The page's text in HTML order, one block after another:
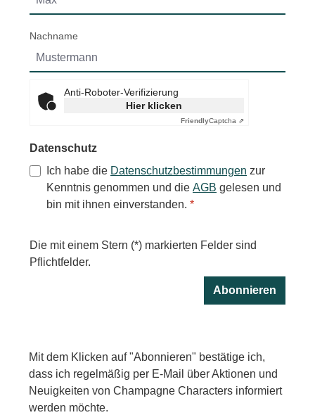
Nachname
Anti-Roboter-Verifizierung
Hier klicken
FriendlyCaptcha ⇗
Datenschutz
Ich habe die Datenschutzbestimmungen zur
Kenntnis genommen und die AGB gelesen und
bin mit ihnen einverstanden. *
Die mit einem Stern (*) markierten Felder sind
Pflichtfelder.
Abonnieren
Mit dem Klicken auf "Abonnieren" bestätige ich,
dass ich regelmäßig per E-Mail über Aktionen und
Neuigkeiten von Champagne Characters informiert
werden möchte.